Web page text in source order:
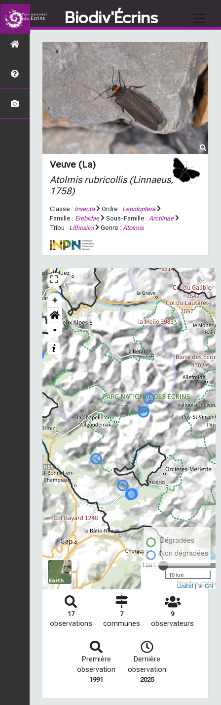
Biodiv'Écrins
Veuve (La)
Atolmis rubricollis(Linnaeus,
1758)
Classe : Insecta Ordre : Lepidoptera
Famille : Erebidae Sous-Famille : Arctiinae
Tribu : Lithosiini Genre : Atolmis
+
-
1991
Nombre
Dégradées
Non dégradées
10 km
Leaflet| ©IGN
17
observations
7
communes
9
observateurs
Première
observation
1991
Dernière
observation
2025